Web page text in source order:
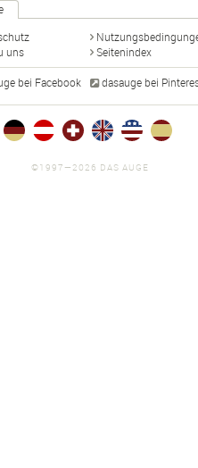
uns
Seitenindex
bei Facebook dasauge bei
©1997—2026 DAS AUGE